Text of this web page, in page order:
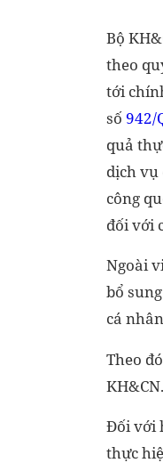
Bộ
theo
tới
số 942/
quả
dịch vụ
công
đối với
Ngoài
bổ
cá
Theo
KH&CN.
Đối với
thực